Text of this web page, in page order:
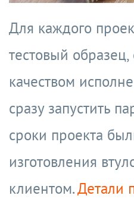
Для каждого
тестовый
качеством
сразу запустить
сроки проекта
изготовления
клиентом.Детали